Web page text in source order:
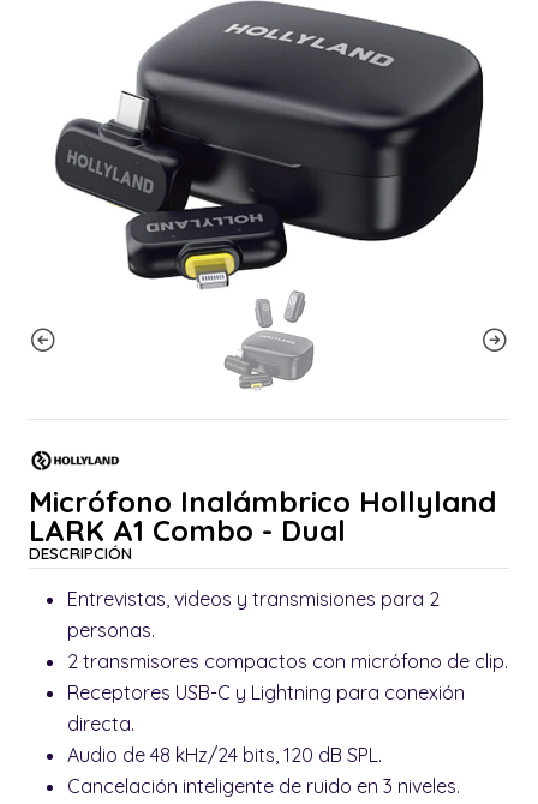
Micrófono Inalámbrico Hollyland
LARK A1 Combo - Dual
DESCRIPCIÓN
Entrevistas, videos y transmisiones para 2
personas.
2 transmisores compactos con micrófono de clip.
Receptores USB-C y Lightning para conexión
directa.
Audio de 48 kHz/24 bits, 120 dB SPL.
Cancelación inteligente de ruido en 3 niveles.